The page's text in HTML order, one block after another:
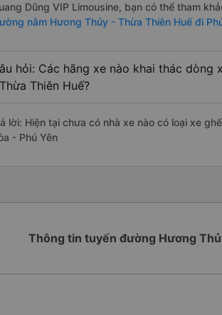
Dũng VIP Limousine, bạn có thể tham
nằm Hương Thủy - Thừa Thiên Huế đi
hỏi: Các hãng xe nào khai thác dòng
Thiên Huế?
lời: Hiện tại chưa có nhà xe nào có loại xe
- Phú Yên
Thông tin tuyến đường Hương